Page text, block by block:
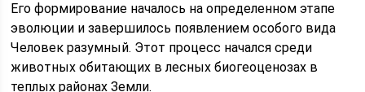
Его формирование началось на определенном этапе
эволюции и завершилось появлением особого вида
Человек разумный. Этот процесс начался среди
животных обитающих в лесных биогеоценозах в
теплых районах Земли.